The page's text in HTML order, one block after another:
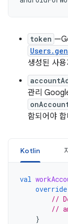
token
생성된 사
관리
함되어야
Kotlin
val
override
//
//
}